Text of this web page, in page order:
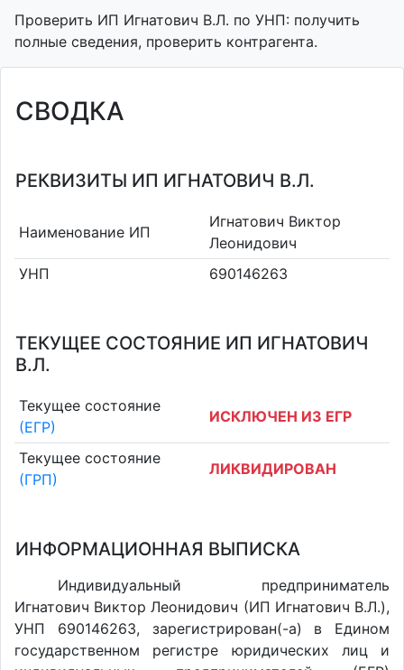
Проверить ИП Игнатович В.Л. по УНП: получить
полные сведения, проверить контрагента.
СВОДКА
РЕКВИЗИТЫ ИП ИГНАТОВИЧ В.Л.
Наименование ИП
Игнатович Виктор
Леонидович
УНП
690146263
ТЕКУЩЕЕ СОСТОЯНИЕ ИП ИГНАТОВИЧ
В.Л.
Текущее состояние
(ЕГР)
ИСКЛЮЧЕН ИЗ ЕГР
Текущее состояние
(ГРП)
ЛИКВИДИРОВАН
ИНФОРМАЦИОННАЯ ВЫПИСКА
Индивидуальный предприниматель
Игнатович Виктор Леонидович (ИП Игнатович В.Л.),
УНП 690146263, зарегистрирован(-а) в Едином
государственном регистре юридических лиц и